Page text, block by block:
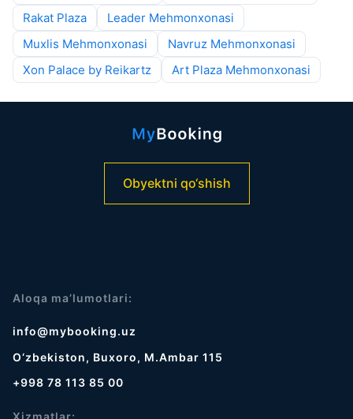
Rakat Plaza
Leader Mehmonxonasi
Muxlis Mehmonxonasi
Navruz Mehmonxonasi
Xon Palace by Reikartz
Art Plaza Mehmonxonasi
Obyektni qo‘shish
Aloqa ma’lumotlari:
info@mybooking.uz
O‘zbekiston, Buxoro, M.Ambar 115
+998 78 113 85 00
Xizmatlar: